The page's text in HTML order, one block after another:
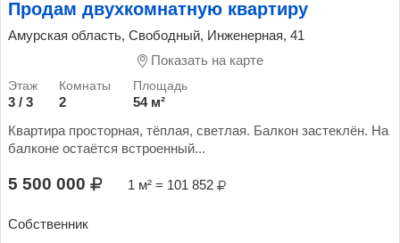
Продам двухкомнатную квартиру
Амурская область, Свободный, Инженерная, 41
Показать на карте
3 / 3 2
54 м²
Квартира просторная, тёплая, светлая. Балкон застеклён. На
балконе остаётся встроенный...
5 500 000 1 м² = 101 852
Собственник